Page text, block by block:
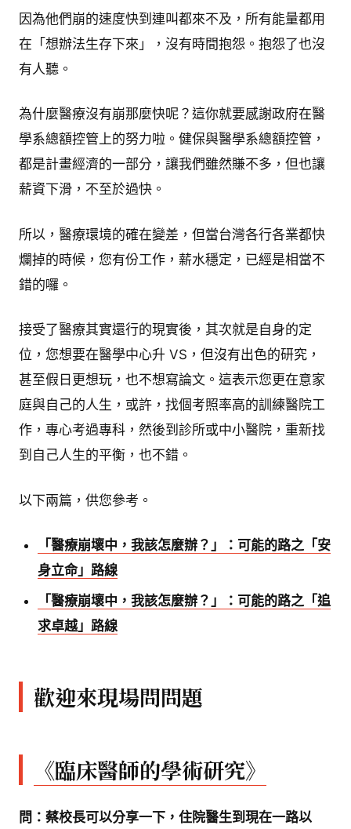
因為他們崩的速度快到連叫都來不及，所有能量都用
在「想辦法生存下來」，沒有時間抱怨。抱怨了也沒
有人聽。
為什麼醫療沒有崩那麼快呢？這你就要感謝政府在醫
學系總額控管上的努力啦。健保與醫學系總額控管，
都是計畫經濟的一部分，讓我們雖然賺不多，但也讓
薪資下滑，不至於過快。
所以，醫療環境的確在變差，但當台灣各行各業都快
爛掉的時候，您有份工作，薪水穩定，已經是相當不
錯的囉。
接受了醫療其實還行的現實後，其次就是自身的定
位，您想要在醫學中心升 VS，但沒有出色的研究，
甚至假日更想玩，也不想寫論文。這表示您更在意家
庭與自己的人生，或許，找個考照率高的訓練醫院工
作，專心考過專科，然後到診所或中小醫院，重新找
到自己人生的平衡，也不錯。
以下兩篇，供您參考。
「醫療崩壞中，我該怎麼辦？」：可能的路之「安
身立命」路線
「醫療崩壞中，我該怎麼辦？」：可能的路之「追
求卓越」路線
歡迎來現場問問題
《臨床醫師的學術研究》
問：蔡校長可以分享一下，住院醫生到現在一路以